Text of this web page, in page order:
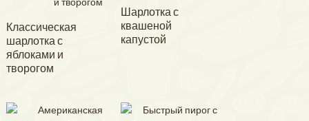
Классическая
шарлотка с
яблоками и
творогом
Шарлотка с
квашеной
капустой